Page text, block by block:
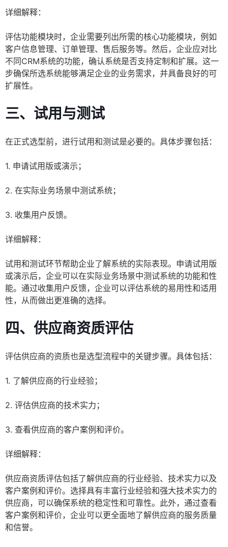
详细解释：
评估功能模块时，企业需要列出所需的核心功能模块，例如
客户信息管理、订单管理、售后服务等。然后，企业应对比
不同CRM系统的功能，确认系统是否支持定制和扩展。这一
步确保所选系统能够满足企业的业务需求，并具备良好的可
扩展性。
三、试用与测试
在正式选型前，进行试用和测试是必要的。具体步骤包括：
1. 申请试用版或演示；
2. 在实际业务场景中测试系统；
3. 收集用户反馈。
详细解释：
试用和测试环节帮助企业了解系统的实际表现。申请试用版
或演示后，企业可以在实际业务场景中测试系统的功能和性
能。通过收集用户反馈，企业可以评估系统的易用性和适用
性，从而做出更准确的选择。
四、供应商资质评估
评估供应商的资质也是选型流程中的关键步骤。具体包括：
1. 了解供应商的行业经验；
2. 评估供应商的技术实力；
3. 查看供应商的客户案例和评价。
详细解释：
供应商资质评估包括了解供应商的行业经验、技术实力以及
客户案例和评价。选择具有丰富行业经验和强大技术实力的
供应商，可以确保系统的稳定性和可靠性。此外，通过查看
客户案例和评价，企业可以更全面地了解供应商的服务质量
和信誉。